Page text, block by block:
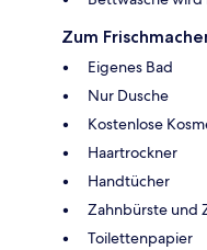
Zum
Eigenes Bad
Nur Dusche
Kostenlose
Haartrockner
Handtücher
Zahnbürste und
Toilettenpapier